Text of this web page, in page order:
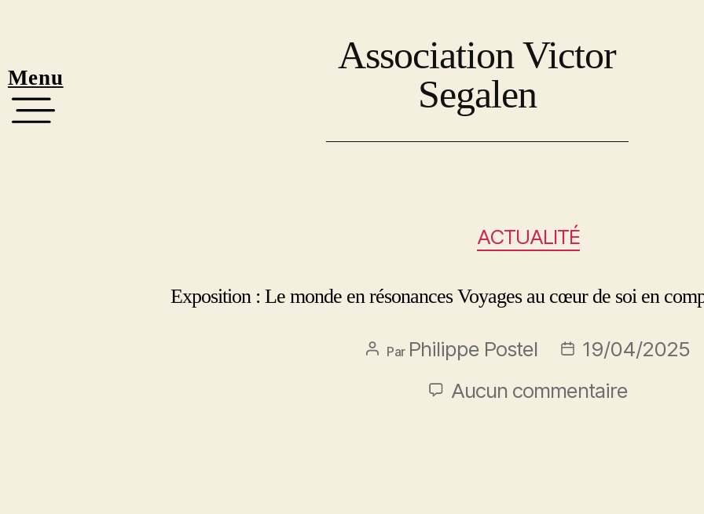
Menu
Association Victor
Segalen
ACTUALITÉ
Exposition : Le monde en résonances Voyages au cœur de soi en
Par Philippe Postel
19/04/2025
Aucun commentaire